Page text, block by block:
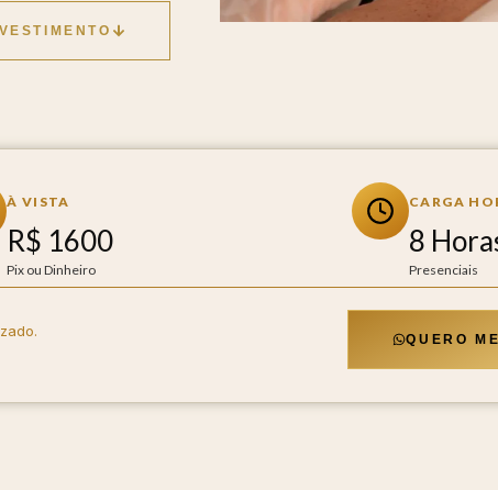
À VISTA
R$ 1600
Pix ou Dinheiro
CARGA
8
Presenciais
QUERO